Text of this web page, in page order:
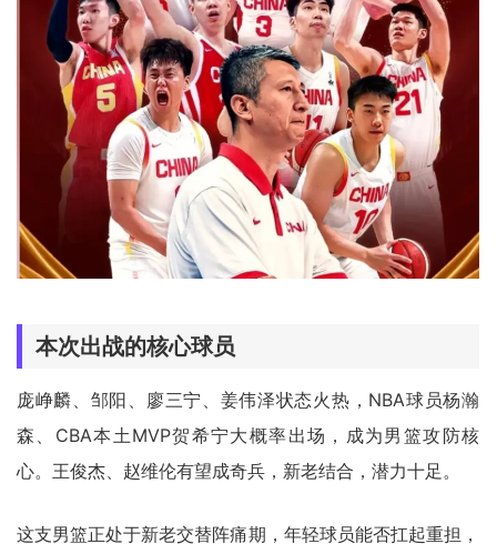
本次出战的核心球员
庞峥麟、邹阳、廖三宁、姜伟泽状态火热，NBA球员杨瀚
森、CBA本土MVP贺希宁大概率出场，成为男篮攻防核
心。王俊杰、赵维伦有望成奇兵，新老结合，潜力十足。
这支男篮正处于新老交替阵痛期，年轻球员能否扛起重担，